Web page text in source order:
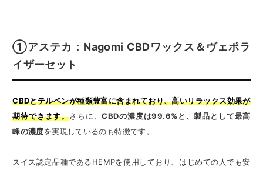
①アステカ：Nagomi CBDワックス＆ヴェポラ
イザーセット
CBDとテルペンが種類豊富に含まれており、高いリラックス効果が
期待できます。さらに、CBDの濃度は99.6%と、製品として最高
峰の濃度を実現しているのも特徴です。
スイス認定品種であるHEMPを使用しており、はじめての人でも安